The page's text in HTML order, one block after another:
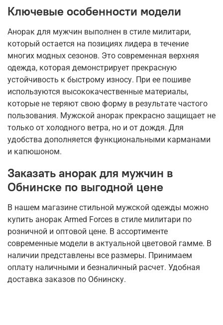
Ключевые особенности модели
Анорак для мужчин выполнен в стиле милитари,
который остается на позициях лидера в течение
многих модных сезонов. Это современная верхняя
одежда, которая демонстрирует прекрасную
устойчивость к быстрому износу. При ее пошиве
используются высококачественные материалы,
которые не теряют свою форму в результате частого
пользования. Мужской анорак прекрасно защищает не
только от холодного ветра, но и от дождя. Для
удобства дополняется функциональными карманами
и капюшоном.
Заказать анорак для мужчин в
Обнинске по выгодной цене
В нашем магазине стильной мужской одежды можно
купить анорак Armed Forces в стиле милитари по
розничной и оптовой цене. В ассортименте
современные модели в актуальной цветовой гамме. В
наличии представлены все размеры. Принимаем
оплату наличными и безналичный расчет. Удобная
доставка заказов по Обнинску.